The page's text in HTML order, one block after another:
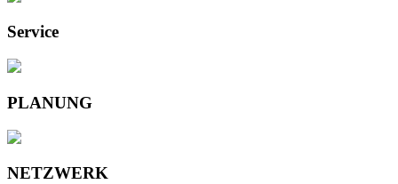
Service
PLANUNG
NETZWERK